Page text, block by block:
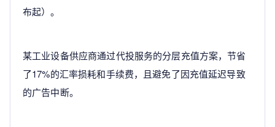
布起）。
某工业设备供应商通过代投服务的分层充值方案，节省
了17%的汇率损耗和手续费，且避免了因充值延迟导致
的广告中断。